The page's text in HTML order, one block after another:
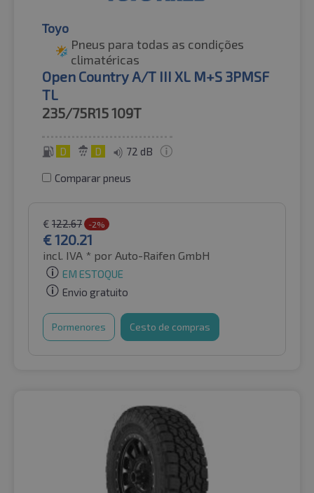
Toyo
Pneus para todas as condições
climatéricas
Open Country A/T III XL M+S 3PMSF
TL
235/75R15109T
D D 72 dB
Comparar pneus
€ 122.67 -2%
€120.21
incl. IVA * por Auto-Raifen GmbH
EM ESTOQUE
Envio gratuito
Pormenores Cesto de compras